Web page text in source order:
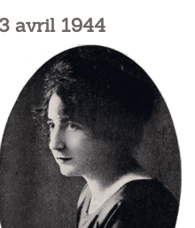
avril 1944